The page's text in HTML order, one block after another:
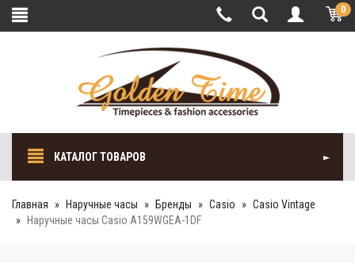
0
КАТАЛОГ ТОВАРОВ
Главная Наручные часы Бренды Casio
Casio Vintage
Наручные часы Casio A159WGEA-1DF